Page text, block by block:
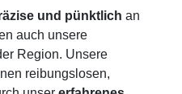
und pünktlich an
auch unsere
Region. Unsere
reibungslosen,